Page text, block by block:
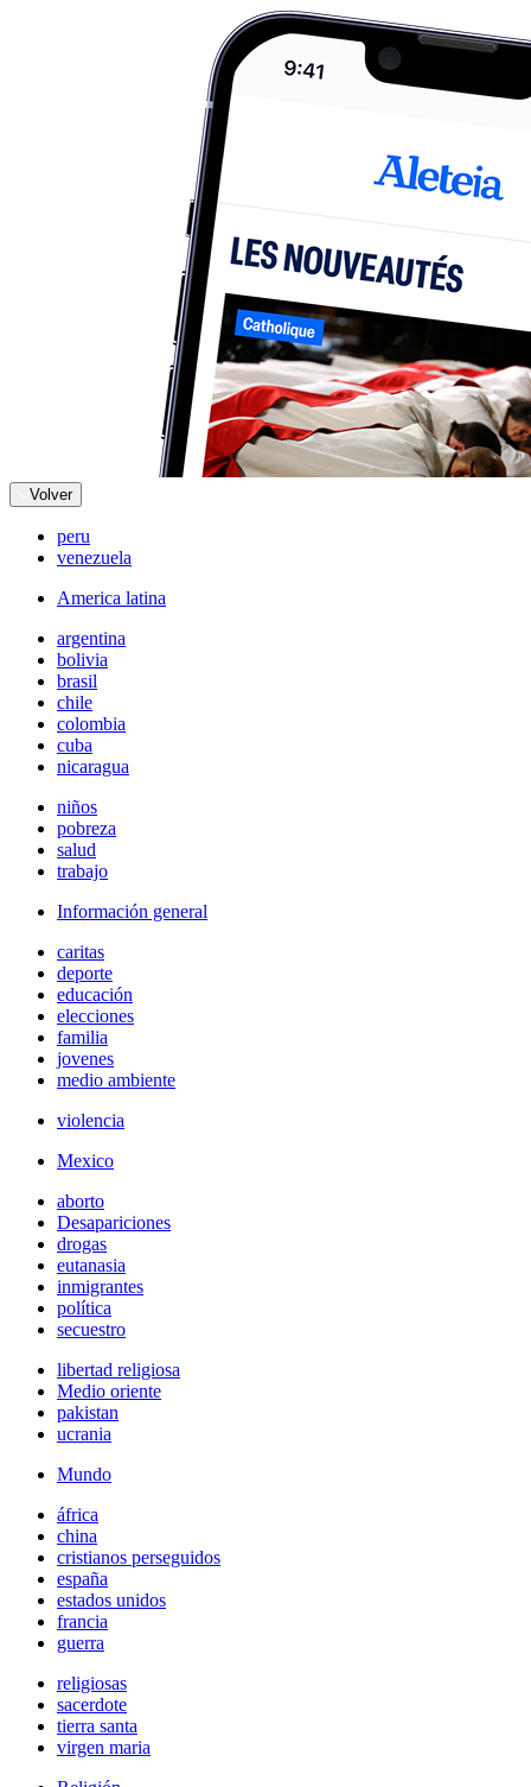
Volver
peru
venezuela
America latina
argentina
bolivia
brasil
chile
colombia
cuba
nicaragua
niños
pobreza
salud
trabajo
Información general
caritas
deporte
educación
elecciones
familia
jovenes
medio ambiente
violencia
Mexico
aborto
Desapariciones
drogas
eutanasia
inmigrantes
política
secuestro
libertad religiosa
Medio oriente
pakistan
ucrania
Mundo
áfrica
china
cristianos perseguidos
españa
estados unidos
francia
guerra
religiosas
sacerdote
tierra santa
virgen maria